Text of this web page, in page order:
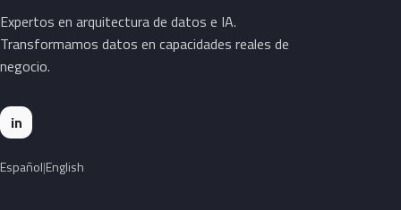
Expertos en arquitectura de datos e IA.
Transformamos datos en capacidades reales de
negocio.
in
Español English